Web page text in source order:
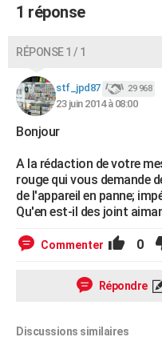
BONS PLANS
Dictionnaire
Biographies
Citations
Expressions
Proverbes
PROGRAMME TV
COPAINS D'AVANT
S'inscrire
Se connecter
Lycées
Collèges
Primaires
Universités
Entreprises
Service militaire
Avis de recherche
AVIS DE DÉCÈS
FORUM
1 réponse
RÉPONSE 1 / 1
stf_jpd87 29 968
23 juin 2014 à 08:00
Bonjour
A la rédaction de votre
rouge qui vous demande
de l'appareil en panne;
Qu'en est-il des joint
Commenter 0
Répondre
Discussions similaires